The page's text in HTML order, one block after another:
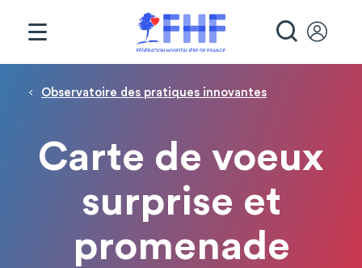
Fil d'Ariane
Observatoire des pratiques innovantes
Carte de voeux
surprise et
promenade
Panneau de gestion des cookies